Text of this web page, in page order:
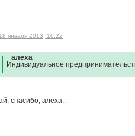
18 января 2013, 16:22
алеха
Индивидуальное
спасибо, алеха..